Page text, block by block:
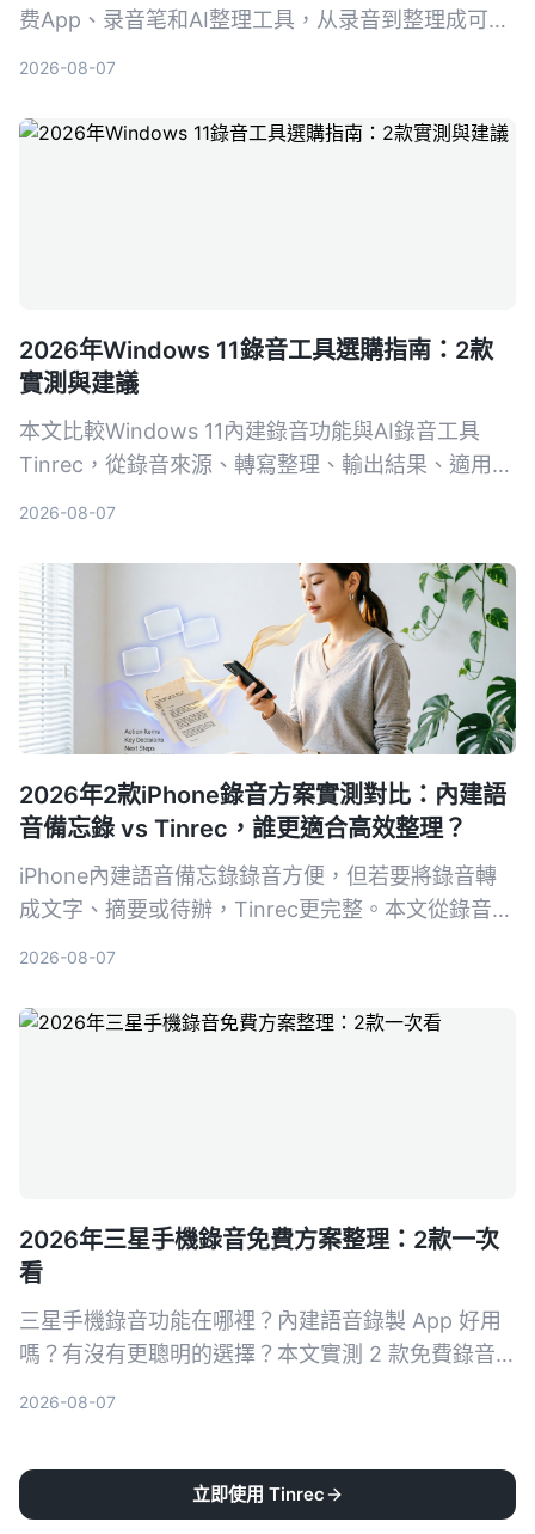
费App、录音笔和AI整理工具，从录音到整理成可行
2026-08-07
2026年Windows 11錄音工具選購指南：2款
實測與建議
本文比較Windows 11內建錄音功能與AI錄音工具
Tinrec，從錄音來源、轉寫整理、輸出結果、適用場
2026-08-07
2026年2款iPhone錄音方案實測對比：內建語
音備忘錄 vs Tinrec，誰更適合高效整理？
iPhone內建語音備忘錄錄音方便，但若要將錄音轉
成文字、摘要或待辦，Tinrec更完整。本文從錄音轉
2026-08-07
2026年三星手機錄音免費方案整理：2款一次
看
三星手機錄音功能在哪裡？內建語音錄製 App 好用
嗎？有沒有更聰明的選擇？本文實測 2 款免費錄音
2026-08-07
立即使用 Tinrec